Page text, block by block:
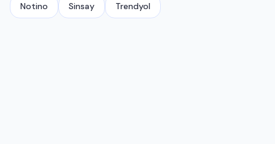
Notino Sinsay Trendyol